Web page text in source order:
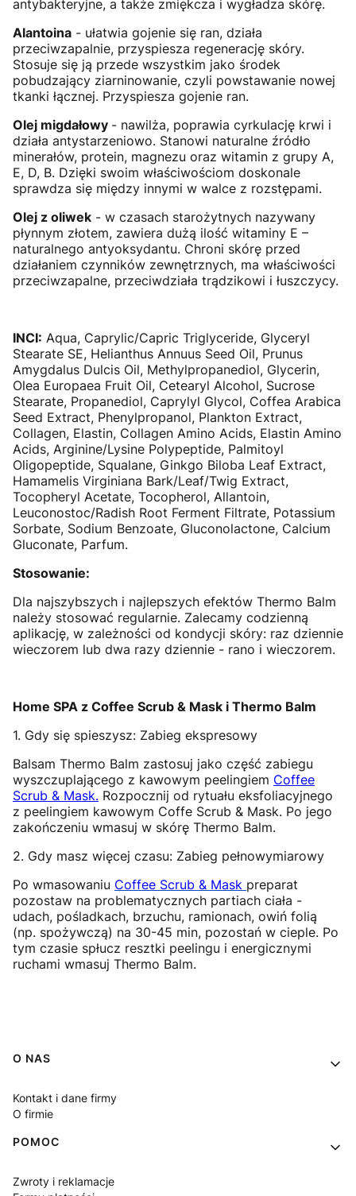
antybakteryjne, a także zmiękcza i wygładza skórę.
Alantoina - ułatwia gojenie się ran, działa
przeciwzapalnie, przyspiesza regenerację skóry.
Stosuje się ją przede wszystkim jako środek
pobudzający ziarninowanie, czyli powstawanie nowej
tkanki łącznej. Przyspiesza gojenie ran.
Olej migdałowy - nawilża, poprawia cyrkulację krwi i
działa antystarzeniowo. Stanowi naturalne źródło
minerałów, protein, magnezu oraz witamin z grupy A,
E, D, B. Dzięki swoim właściwościom doskonale
sprawdza się między innymi w walce z rozstępami.
Olej z oliwek - w czasach starożytnych nazywany
płynnym złotem, zawiera dużą ilość witaminy E –
naturalnego antyoksydantu. Chroni skórę przed
działaniem czynników zewnętrznych, ma właściwości
przeciwzapalne, przeciwdziała trądzikowi i łuszczycy.
INCI: Aqua, Caprylic/Capric Triglyceride, Glyceryl
Stearate SE, Helianthus Annuus Seed Oil, Prunus
Amygdalus Dulcis Oil, Methylpropanediol, Glycerin,
Olea Europaea Fruit Oil, Cetearyl Alcohol, Sucrose
Stearate, Propanediol, Caprylyl Glycol, Coffea Arabica
Seed Extract, Phenylpropanol, Plankton Extract,
Collagen, Elastin, Collagen Amino Acids, Elastin Amino
Acids, Arginine/Lysine Polypeptide, Palmitoyl
Oligopeptide, Squalane, Ginkgo Biloba Leaf Extract,
Hamamelis Virginiana Bark/Leaf/Twig Extract,
Tocopheryl Acetate, Tocopherol, Allantoin,
Leuconostoc/Radish Root Ferment Filtrate, Potassium
Sorbate, Sodium Benzoate, Gluconolactone, Calcium
Gluconate, Parfum.
Stosowanie:
Dla najszybszych i najlepszych efektów Thermo Balm
należy stosować regularnie. Zalecamy codzienną
aplikację, w zależności od kondycji skóry: raz dziennie
wieczorem lub dwa razy dziennie - rano i wieczorem.
Home SPA z Coffee Scrub & Mask i Thermo Balm
1. Gdy się spieszysz: Zabieg ekspresowy
Balsam Thermo Balm zastosuj jako część zabiegu
wyszczuplającego z kawowym peelingiem Coffee
Scrub & Mask. Rozpocznij od rytuału eksfoliacyjnego
z peelingiem kawowym Coffe Scrub & Mask. Po jego
zakończeniu wmasuj w skórę Thermo Balm.
2. Gdy masz więcej czasu: Zabieg pełnowymiarowy
Po wmasowaniu Coffee Scrub & Mask preparat
pozostaw na problematycznych partiach ciała -
udach, pośladkach, brzuchu, ramionach, owiń folią
(np. spożywczą) na 30-45 min, pozostań w cieple. Po
tym czasie spłucz resztki peelingu i energicznymi
ruchami wmasuj Thermo Balm.
Linki w stopce
O NAS
Kontakt i dane firmy
O firmie
POMOC
Zwroty i reklamacje